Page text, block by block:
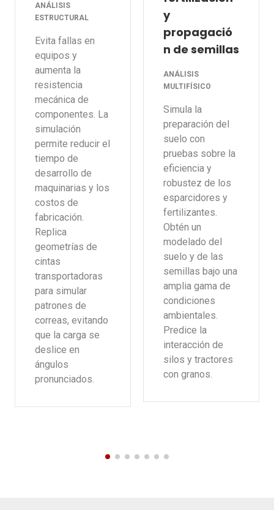
ANÁLISIS
ESTRUCTURAL
Evita fallas en
equipos y
aumenta la
resistencia
mecánica de
componentes. La
simulación
permite reducir el
tiempo de
desarrollo de
maquinarias y los
costos de
fabricación.
Replica
geometrías de
cintas
transportadoras
para simular
patrones de
correas, evitando
que la carga se
deslice en
ángulos
pronunciados.
y
propagació
n de semillas
ANÁLISIS
MULTIFÍSICO
Simula la
preparación del
suelo con
pruebas sobre la
eficiencia y
robustez de los
esparcidores y
fertilizantes.
Obtén un
modelado del
suelo y de las
semillas bajo una
amplia gama de
condiciones
ambientales.
Predice la
interacción de
silos y tractores
con granos.